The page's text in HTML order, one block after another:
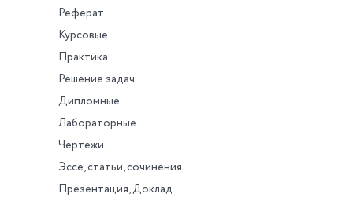
Реферат
Курсовые
Практика
Решение задач
Дипломные
Лабораторные
Чертежи
Эссе, статьи, сочинения
Презентация, Доклад